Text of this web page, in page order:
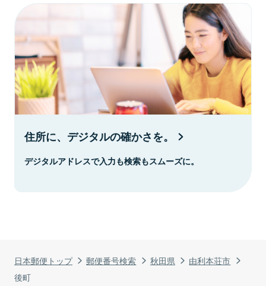
日本郵便トップ 郵便番号検索 秋田県
由利本荘市
後町
住所に、デジタルの確かさを。
デジタルアドレスで入力も検索もスムーズに。